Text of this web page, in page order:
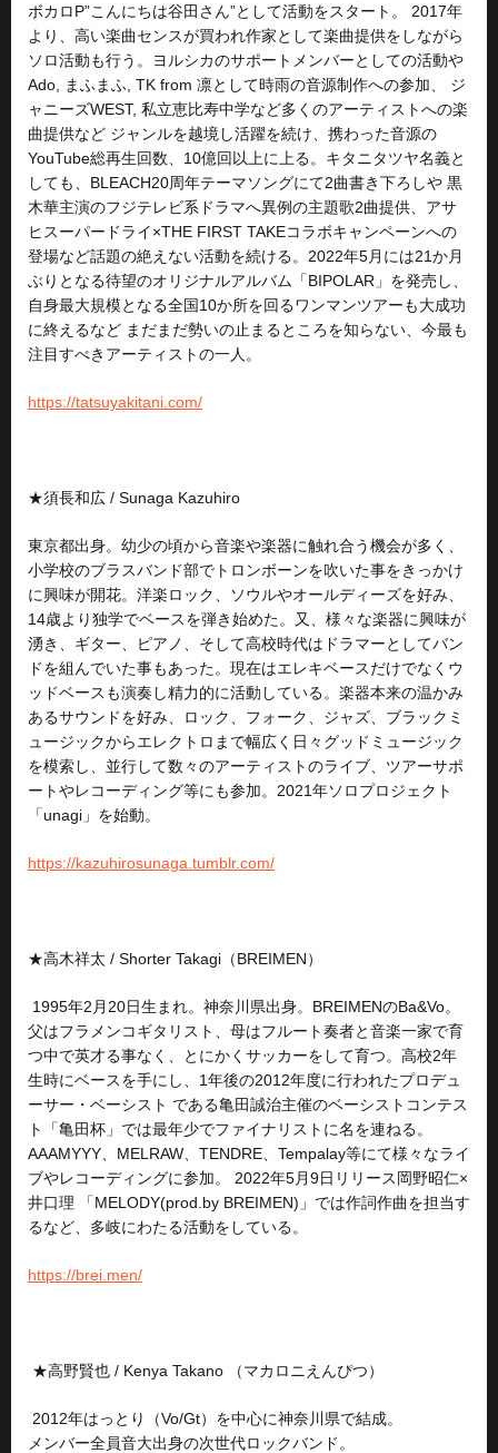
ボカロP”こんにちは谷田さん”として活動をスタート。 2017年
より、高い楽曲センスが買われ作家として楽曲提供をしながら
ソロ活動も行う。ヨルシカのサポートメンバーとしての活動や
Ado, まふまふ, TK from 凛として時雨の音源制作への参加、 ジ
ャニーズWEST, 私立恵比寿中学など多くのアーティストへの楽
曲提供など ジャンルを越境し活躍を続け、携わった音源の
YouTube総再生回数、10億回以上に上る。キタニタツヤ名義と
しても、BLEACH20周年テーマソングにて2曲書き下ろしや 黒
木華主演のフジテレビ系ドラマへ異例の主題歌2曲提供、アサ
ヒスーパードライ×THE FIRST TAKEコラボキャンペーンへの
登場など話題の絶えない活動を続ける。2022年5月には21か月
ぶりとなる待望のオリジナルアルバム「BIPOLAR」を発売し、
自身最大規模となる全国10か所を回るワンマンツアーも大成功
に終えるなど まだまだ勢いの止まるところを知らない、今最も
注目すべきアーティストの一人。
https://tatsuyakitani.com/
★須長和広 / Sunaga Kazuhiro
東京都出身。幼少の頃から音楽や楽器に触れ合う機会が多く、
小学校のブラスバンド部でトロンボーンを吹いた事をきっかけ
に興味が開花。洋楽ロック、ソウルやオールディーズを好み、
14歳より独学でベースを弾き始めた。又、様々な楽器に興味が
湧き、ギター、ピアノ、そして高校時代はドラマーとしてバン
ドを組んでいた事もあった。現在はエレキベースだけでなくウ
ッドベースも演奏し精力的に活動している。楽器本来の温かみ
あるサウンドを好み、ロック、フォーク、ジャズ、ブラックミ
ュージックからエレクトロまで幅広く日々グッドミュージック
を模索し、並行して数々のアーティストのライブ、ツアーサポ
ートやレコーディング等にも参加。2021年ソロプロジェクト
「unagi」を始動。
https://kazuhirosunaga.tumblr.com/
★高木祥太 / Shorter Takagi（BREIMEN）
1995年2月20日生まれ。神奈川県出身。BREIMENのBa&Vo。
父はフラメンコギタリスト、母はフルート奏者と音楽一家で育
つ中で英才る事なく、とにかくサッカーをして育つ。高校2年
生時にベースを手にし、1年後の2012年度に行われたプロデュ
ーサー・ベーシスト である亀田誠治主催のベーシストコンテス
ト「亀田杯」では最年少でファイナリストに名を連ねる。
AAAMYYY、MELRAW、TENDRE、Tempalay等にて様々なライ
ブやレコーディングに参加。 2022年5月9日リリース岡野昭仁×
井口理 「MELODY(prod.by BREIMEN)」では作詞作曲を担当す
るなど、多岐にわたる活動をしている。
https://brei.men/
★高野賢也 / Kenya Takano （マカロニえんぴつ）
2012年はっとり（Vo/Gt）を中心に神奈川県で結成。
メンバー全員音大出身の次世代ロックバンド。